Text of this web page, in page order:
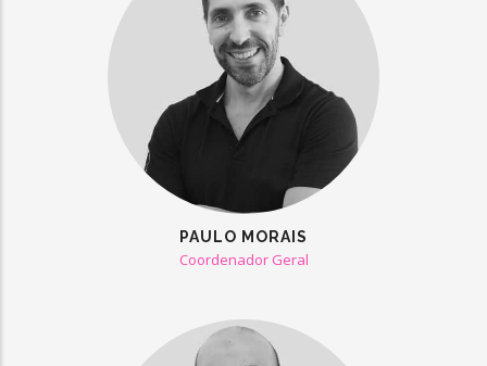
PAULO MORAIS
Coordenador Geral